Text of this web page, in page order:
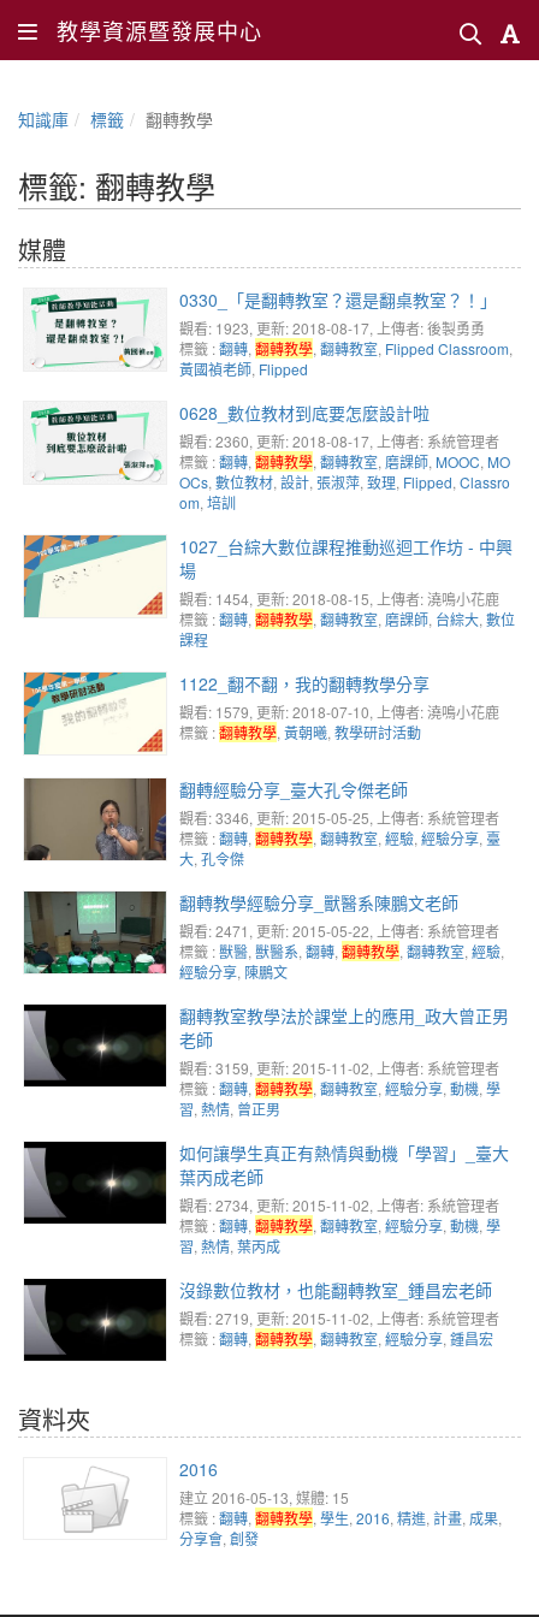
教學資源暨發展中心
知識庫 標籤 翻轉教學
標籤: 翻轉教學
媒體
0330_「是翻轉教室？還是翻桌教室？！」
觀看: 1923, 更新: 2018-08-17, 上傳者: 後製勇勇
標籤 :翻轉, 翻轉教學, 翻轉教室, Flipped Classroom,
黃國禎老師, Flipped
0628_數位教材到底要怎麼設計啦
觀看: 2360, 更新: 2018-08-17, 上傳者: 系統管理者
標籤 :翻轉, 翻轉教學, 翻轉教室, 磨課師, MOOC, MO
OCs, 數位教材, 設計, 張淑萍, 致理, Flipped, Classro
om, 培訓
1027_台綜大數位課程推動巡迴工作坊 - 中興
場
觀看: 1454, 更新: 2018-08-15, 上傳者: 澆鳴小花鹿
標籤 :翻轉, 翻轉教學, 翻轉教室, 磨課師, 台綜大, 數位
課程
1122_翻不翻，我的翻轉教學分享
觀看: 1579, 更新: 2018-07-10, 上傳者: 澆鳴小花鹿
標籤 :翻轉教學, 黃朝曦, 教學研討活動
翻轉經驗分享_臺大孔令傑老師
觀看: 3346, 更新: 2015-05-25, 上傳者: 系統管理者
標籤 :翻轉, 翻轉教學, 翻轉教室, 經驗, 經驗分享, 臺
大, 孔令傑
翻轉教學經驗分享_獸醫系陳鵬文老師
觀看: 2471 , 更新: 2015-05-22, 上傳者: 系統管理者
標籤 :獸醫, 獸醫系, 翻轉, 翻轉教學, 翻轉教室, 經驗,
經驗分享, 陳鵬文
翻轉教室教學法於課堂上的應用_政大曾正男
老師
觀看: 3159, 更新: 2015-11-02, 上傳者: 系統管理者
標籤 :翻轉, 翻轉教學, 翻轉教室, 經驗分享, 動機, 學
習, 熱情, 曾正男
如何讓學生真正有熱情與動機「學習」_臺大
葉丙成老師
觀看: 2734, 更新: 2015-11-02, 上傳者: 系統管理者
標籤 :翻轉, 翻轉教學, 翻轉教室, 經驗分享, 動機, 學
習, 熱情, 葉丙成
沒錄數位教材，也能翻轉教室_鍾昌宏老師
觀看: 2719, 更新: 2015-11-02, 上傳者: 系統管理者
標籤 :翻轉, 翻轉教學, 翻轉教室, 經驗分享, 鍾昌宏
資料夾
2016
建立 2016-05-13, 媒體: 15
標籤 :翻轉, 翻轉教學, 學生, 2016, 精進, 計畫, 成果,
分享會, 創發